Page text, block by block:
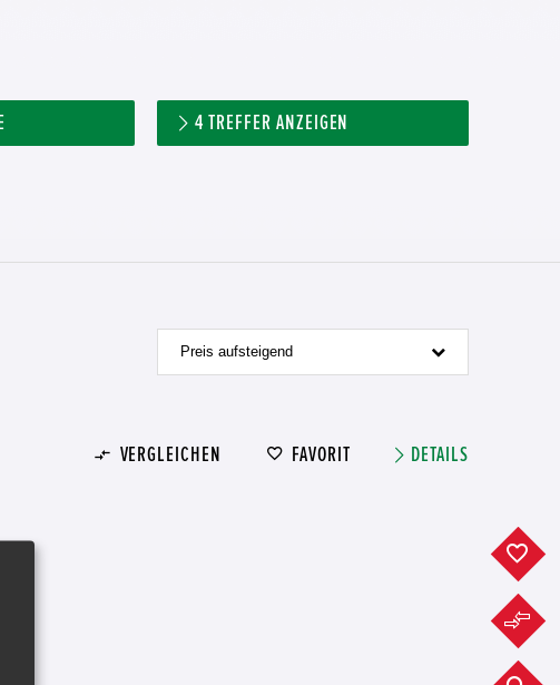
4 TREFFER ANZEIGEN
Preis aufsteigend
VERGLEICHEN FAVORIT DETAILS